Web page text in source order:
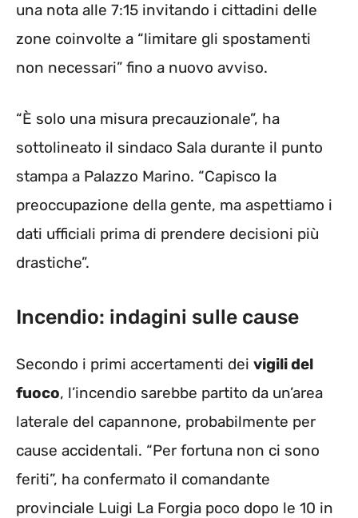
una nota alle 7:15 invitando i cittadini delle
zone coinvolte a “limitare gli spostamenti
non necessari” fino a nuovo avviso.
“È solo una misura precauzionale”, ha
sottolineato il sindaco Sala durante il punto
stampa a Palazzo Marino. “Capisco la
preoccupazione della gente, ma aspettiamo i
dati ufficiali prima di prendere decisioni più
drastiche”.
Incendio: indagini sulle cause
Secondo i primi accertamenti dei vigili del
fuoco, l’incendio sarebbe partito da un’area
laterale del capannone, probabilmente per
cause accidentali. “Per fortuna non ci sono
feriti”, ha confermato il comandante
provinciale Luigi La Forgia poco dopo le 10 in